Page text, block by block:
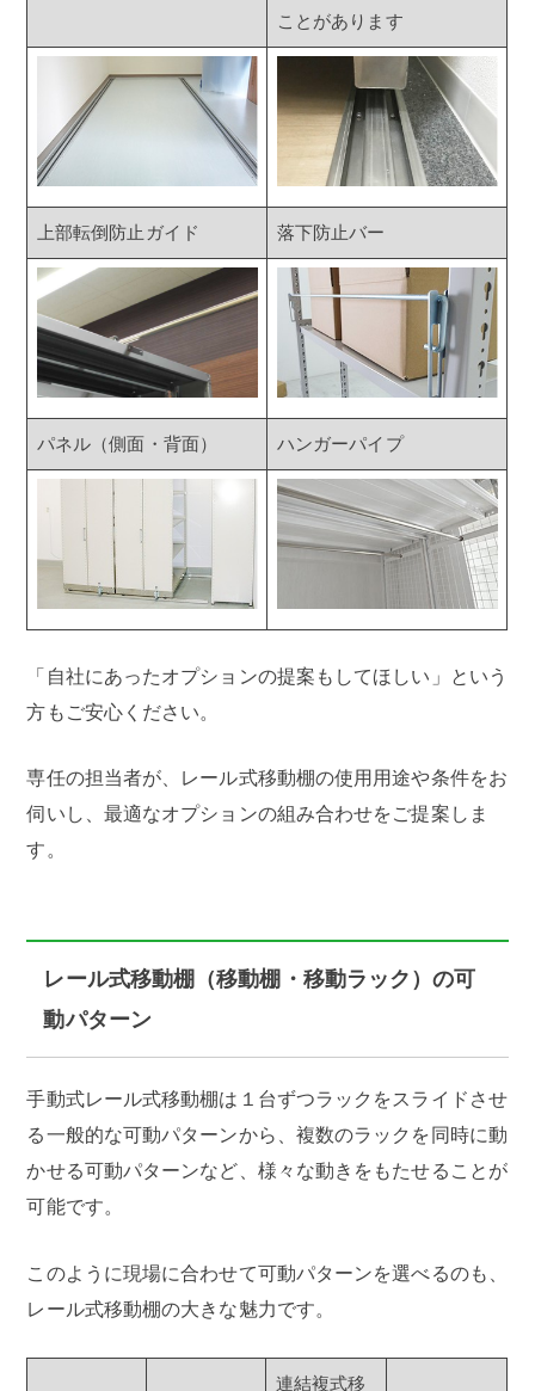
ことがあります
上部転倒防止ガイド 落下防止バー
パネル（側面・背面） ハンガーパイプ
「自社にあったオプションの提案もしてほしい」という
方もご安心ください。
専任の担当者が、レール式移動棚の使用用途や条件をお
伺いし、最適なオプションの組み合わせをご提案しま
す。
レール式移動棚（移動棚・移動ラック）の可
動パターン
手動式レール式移動棚は１台ずつラックをスライドさせ
る一般的な可動パターンから、複数のラックを同時に動
かせる可動パターンなど、様々な動きをもたせることが
可能です。
このように現場に合わせて可動パターンを選べるのも、
レール式移動棚の大きな魅力です。
連結複式移